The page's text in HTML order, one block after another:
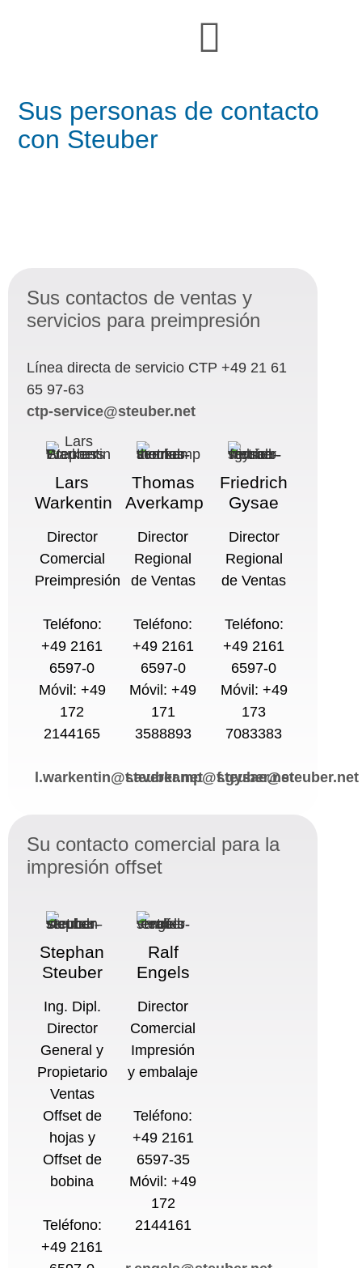
Sus personas de contacto
con Steuber
Sus contactos de ventas y
servicios para preimpresión
Línea directa de servicio CTP +49 21 61
65 97-63
ctp-service@steuber.net
Lars
Warkentin
Director
Comercial
Preimpresión
Teléfono:
+49 2161
6597-0
Móvil: +49
172
2144165
l.warkentin@steuber.net
Thomas
Averkamp
Director
Regional
de Ventas
Teléfono:
+49 2161
6597-0
Móvil: +49
171
3588893
t.averkamp@steuber.net
Friedrich
Gysae
Director
Regional
de Ventas
Teléfono:
+49 2161
6597-0
Móvil: +49
173
7083383
f.gysae@steuber.net
Su contacto comercial para la
impresión offset
Stephan
Steuber
Ing. Dipl.
Director
General y
Propietario
Ventas
Offset de
hojas y
Offset de
bobina
Teléfono:
+49 2161
Ralf
Engels
Director
Comercial
Impresión
y embalaje
Teléfono:
+49 2161
6597-35
Móvil: +49
172
2144161